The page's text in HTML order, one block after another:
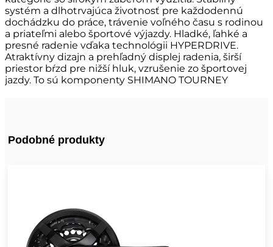
systém a dlhotrvajúca životnosť pre každodennú
dochádzku do práce, trávenie voľného času s rodinou
a priateľmi alebo športové výjazdy. Hladké, ľahké a
presné radenie vďaka technológii HYPERDRIVE.
Atraktívny dizajn a prehľadný displej radenia, širší
priestor bŕzd pre nižší hluk, vzrušenie zo športovej
jazdy. To sú komponenty SHIMANO TOURNEY
Podobné produkty